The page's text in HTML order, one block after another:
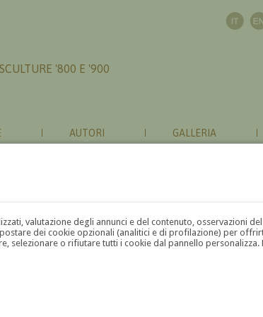
valutazione degli annunci e del contenuto, osservazioni
dei cookie opzionali (analitici e di profilazione) per
selezionare o rifiutare tutti i cookie dal pannello
'800 E '900
AUTORI GALLERIA
J K L M N O P Q R S T U